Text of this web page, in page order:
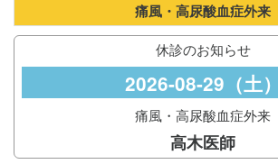
痛風・高尿酸血症外来
休診のお知らせ
2026-08-29（土）
痛風・高尿酸血症外来
高木医師